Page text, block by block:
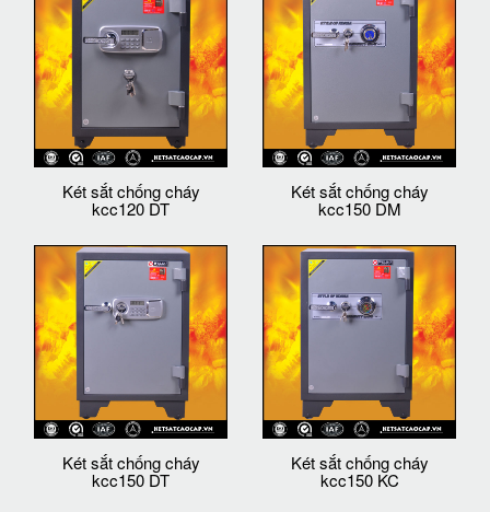
Két sắt chống cháy
kcc120 DT
Két sắt chống cháy
kcc150 DM
Két sắt chống cháy
kcc150 DT
Két sắt chống cháy
kcc150 KC